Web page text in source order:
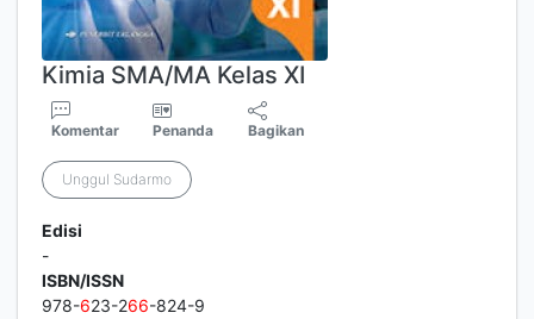
Kimia SMA/MA Kelas XI
Komentar Penanda Bagikan
Unggul Sudarmo
Edisi
-
ISBN/ISSN
978-623-266-824-9